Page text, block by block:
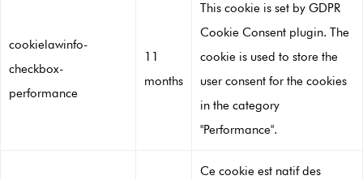
cookielawinfo-
checkbox-
performance
11
months
This cookie is set by GDPR
Cookie Consent plugin. The
cookie is used to store the
user consent for the cookies
in the category
"Performance".
Ce cookie est natif des